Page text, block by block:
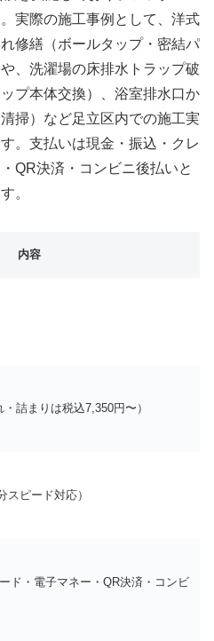
実際の施工事例として、洋式
修繕（ボールタップ・密結パ
、洗濯場の床排水トラップ破
プ本体交換）、浴室排水口か
掃）など足立区内での施工実
。支払いは現金・振込・クレ
QR決済・コンビニ後払いと
。
内容
詰まりは税込7,350円〜）
スピード対応）
ド・電子マネー・QR決済・コンビ